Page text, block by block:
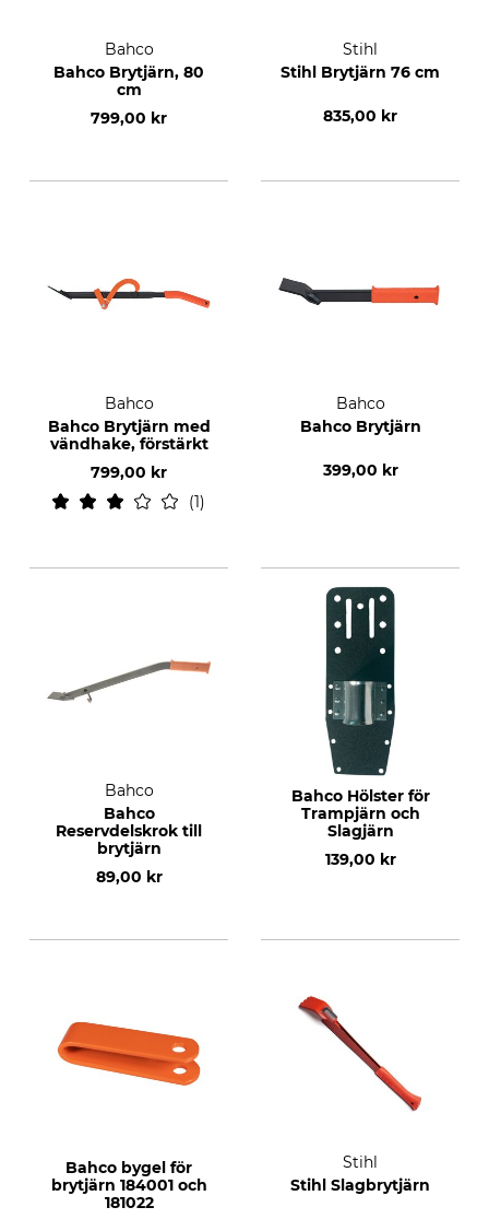
Bahco
Bahco Brytjärn, 80
cm
799,00 kr
Stihl
Stihl Brytjärn 76 cm
835,00 kr
Bahco
Bahco Brytjärn med
vändhake, förstärkt
799,00 kr
1
Bahco
Bahco Brytjärn
399,00 kr
Bahco
Bahco
Reservdelskrok till
brytjärn
89,00 kr
Bahco Hölster för
Trampjärn och
Slagjärn
139,00 kr
Bahco bygel för
brytjärn 184001 och
181022
Stihl
Stihl Slagbrytjärn